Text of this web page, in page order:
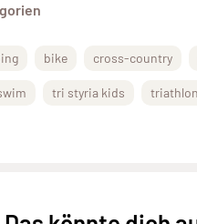
bike cross-country
tri styria kids triathlon